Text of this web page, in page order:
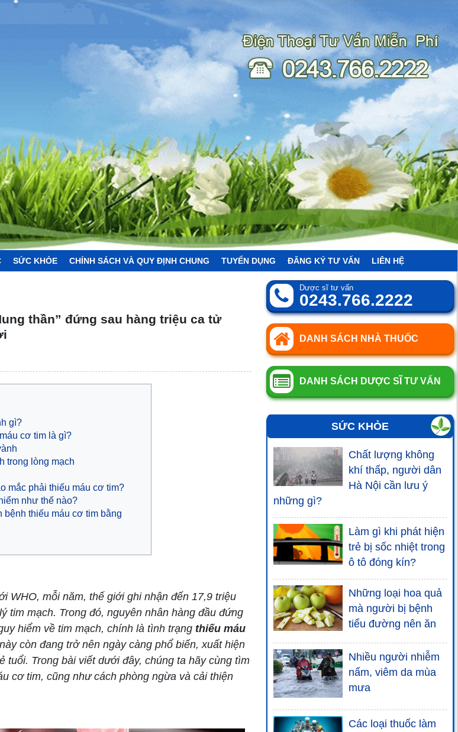
SỨC KHỎE CHÍNH SÁCH VÀ QUY ĐỊNH CHUNG TUYỂN DỤNG ĐĂNG KÝ TƯ VẤN LIÊN HỆ
thần” đứng sau hàng triệu ca tử
gì?
cơ tim là gì?
trong lòng mạch
mắc phải thiếu máu cơ tim?
như thế nào?
bệnh thiếu máu cơ tim bằng
WHO, mỗi năm, thế giới ghi nhận đến 17,9 triệu
tim mạch. Trong đó, nguyên nhân hàng đầu đứng
hiểm về tim mạch, chính là tình trạng thiếu máu
còn đang trở nên ngày càng phổ biến, xuất hiện
tuổi. Trong bài viết dưới đây, chúng ta hãy cùng tìm
cơ tim, cũng như cách phòng ngừa và cải thiện
Dược sĩ tư vấn
0243.766.2222
DANH SÁCH NHÀ THUỐC
DANH SÁCH DƯỢC SĨ TƯ VẤN
SỨC KHỎE
Chất lượng không
khí thấp, người dân
Hà Nội cần lưu ý
những gì?
Làm gì khi phát hiện
trẻ bị sốc nhiệt trong
ô tô đóng kín?
Những loại hoa quả
mà người bị bệnh
tiểu đường nên ăn
Nhiều người nhiễm
nấm, viêm da mùa
mưa
Các loại thuốc làm